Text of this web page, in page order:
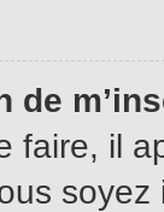
de
faire, il